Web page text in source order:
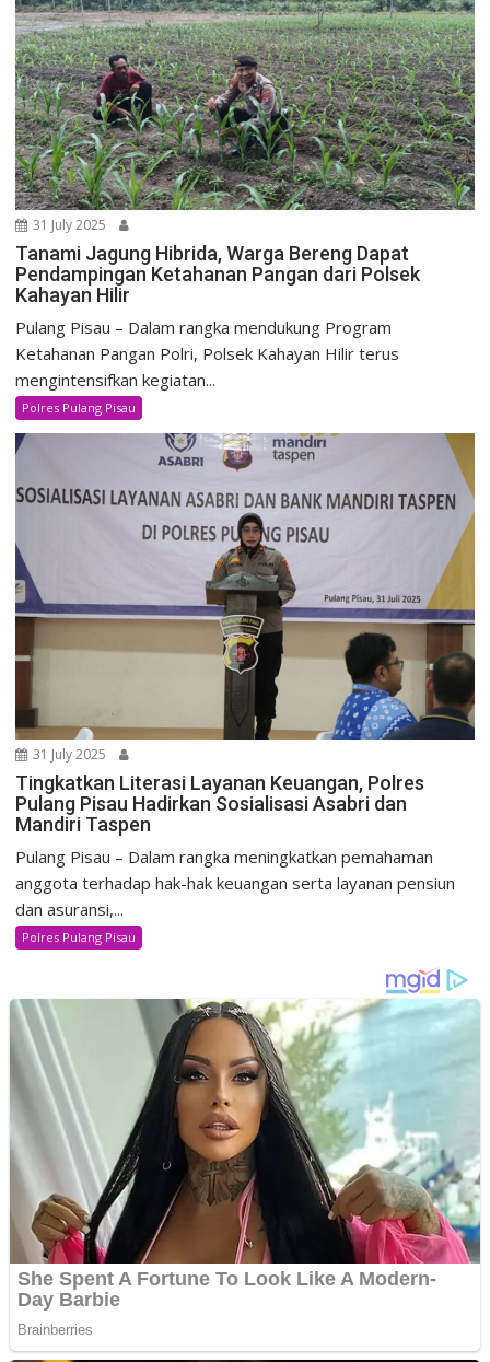
31 July 2025
Tanami Jagung Hibrida, Warga Bereng Dapat
Pendampingan Ketahanan Pangan dari Polsek
Kahayan Hilir
Pulang Pisau – Dalam rangka mendukung Program
Ketahanan Pangan Polri, Polsek Kahayan Hilir terus
mengintensifkan kegiatan...
Polres Pulang Pisau
31 July 2025
Tingkatkan Literasi Layanan Keuangan, Polres
Pulang Pisau Hadirkan Sosialisasi Asabri dan
Mandiri Taspen
Pulang Pisau – Dalam rangka meningkatkan pemahaman
anggota terhadap hak-hak keuangan serta layanan pensiun
dan asuransi,...
Polres Pulang Pisau